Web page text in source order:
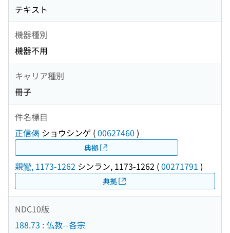
テキスト
機器種別
機器不用
キャリア種別
冊子
件名標目
正信偈 ショウシンゲ (00627460 )
典拠
親鸞, 1173-1262 シンラン, 1173-1262 (00271791 )
典拠
NDC10版
188.73 : 仏教--各宗